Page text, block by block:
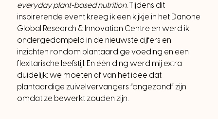
everyday plant-based nutrition. Tijdens dit
inspirerende event kreeg ik een kijkje in het Danone
Global Research & Innovation Centre en werd ik
ondergedompeld in de nieuwste cijfers en
inzichten rondom plantaardige voeding en een
flexitarische leefstijl. En één ding werd mij extra
duidelijk: we moeten af van het idee dat
plantaardige zuivelvervangers “ongezond” zijn
omdat ze bewerkt zouden zijn.